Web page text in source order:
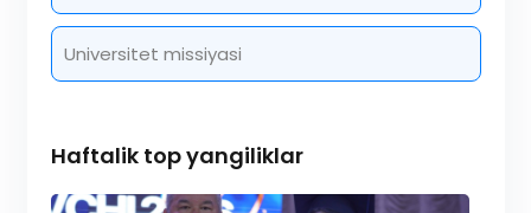
Universitet missiyasi
Haftalik top yangiliklar